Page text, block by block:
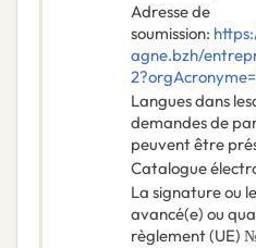
Adresse de
soumission:
agne.bzh/
Langues dans
demandes de
peuvent être
Catalogue
La signature ou
avancé(e) ou
règlement (UE)